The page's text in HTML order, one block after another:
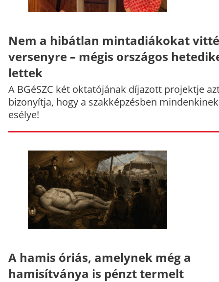
Nem a hibátlan mintadiákokat
versenyre – mégis országos
lettek
A BGéSZC két oktatójának díjazott projektje
bizonyítja, hogy a szakképzésben
esélye!
A hamis óriás, amelynek még a
hamisítványa is pénzt termelt